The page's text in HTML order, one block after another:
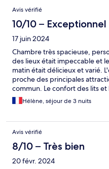
Avis vérifié
10/10 – Exceptionnel
17 juin 2024
Chambre très spacieuse,
des lieux était impeccable et
matin était délicieux et varié.
proche des principales
commun. Le confort des lits
également permis de passer
Recommandé pour un séjour
Hélène, séjour de 3 nuits
Avis vérifié
8/10 – Très bien
20 févr. 2024